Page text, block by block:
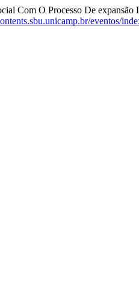
Com O Processo De
eventos/